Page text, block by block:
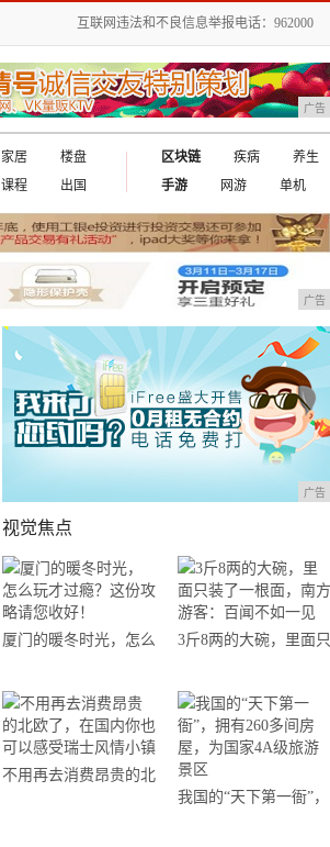
互联网违法和不良信息举报电话：962000
广告
家居
楼盘
课程 出国
区块链 疾病
养生
手游
网游 单机
广告
广告
视觉焦点
厦门的暖冬时光，怎么
您收好！
3斤8两的大碗，里面只
客：百闻不如一见
不用再去消费昂贵的北
我国的“天下第一衙”，